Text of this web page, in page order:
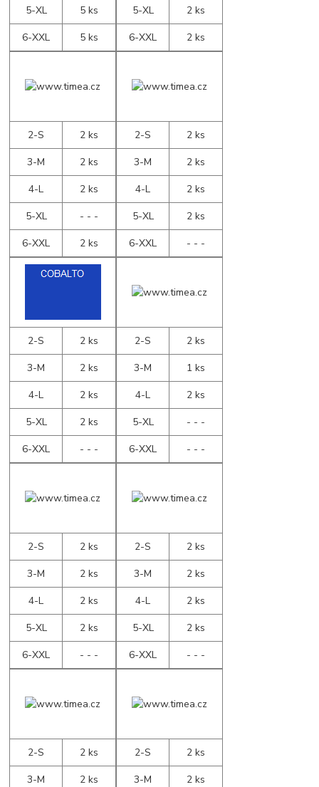
5-XL
5 ks
6-XXL
5 ks
5-XL
2 ks
6-XXL
2 ks
2-S
2 ks
3-M
2 ks
4-L
2 ks
5-XL
- - -
6-XXL
2 ks
2-S
2 ks
3-M
2 ks
4-L
2 ks
5-XL
2 ks
6-XXL
- - -
2-S
2 ks
3-M
2 ks
4-L
2 ks
5-XL
2 ks
6-XXL
- - -
2-S
2 ks
3-M
1 ks
4-L
2 ks
5-XL
- - -
6-XXL
- - -
2-S
2 ks
3-M
2 ks
4-L
2 ks
5-XL
2 ks
6-XXL
- - -
2-S
2 ks
3-M
2 ks
4-L
2 ks
5-XL
2 ks
6-XXL
- - -
2-S
2 ks
3-M
2 ks
2-S
2 ks
3-M
2 ks